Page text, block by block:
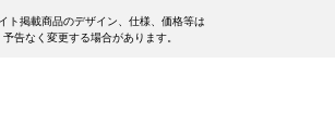
ト掲載商品のデザイン、仕様、価格等は
予告なく変更する場合があります。